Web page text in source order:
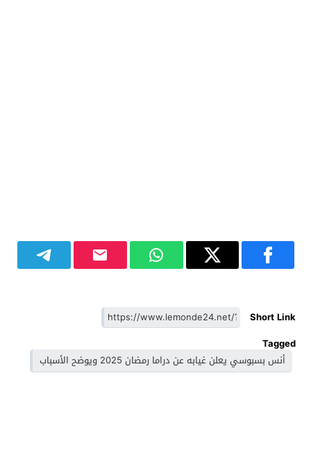
Short Link
Tagged
أنس بسبوسي يعلن غيابه عن دراما رمضان 2025 ويوضح الأسباب